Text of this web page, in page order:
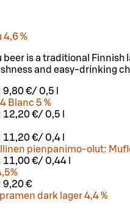
4,6 %
beer is a traditional Finnish
and easy-drinking
9,80 €/ 0,5 l
Blanc 5 %
12,20 €/ 0,5 l
11,20 €/ 0,4 l
pienpanimo-olut:
11,00 €/ 0,44 l
9,20 €
dark lager 4,4 %